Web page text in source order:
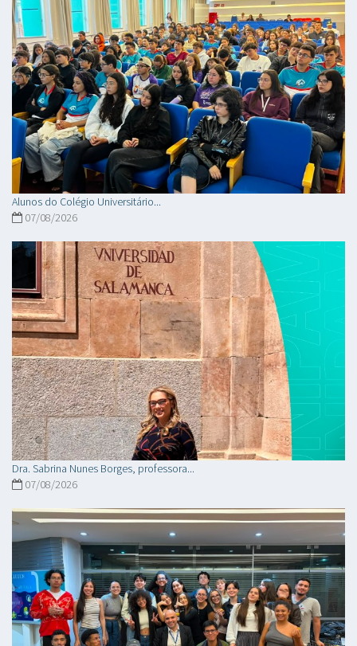
Alunos do Colégio Universitário...
07/08/2026
Dra. Sabrina Nunes Borges, professora...
07/08/2026